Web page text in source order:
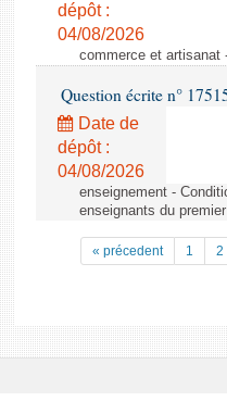
dépôt :
04/08/2026
commerce et artisanat
Question écrite n°
Date de
dépôt :
04/08/2026
enseignement -
enseignants du
« précedent 1 2